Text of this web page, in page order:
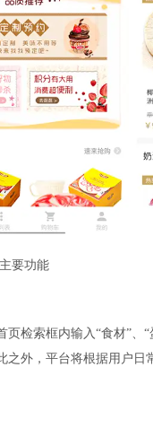
要功能
页检索框内输入“食材”、
之外，平台将根据用户